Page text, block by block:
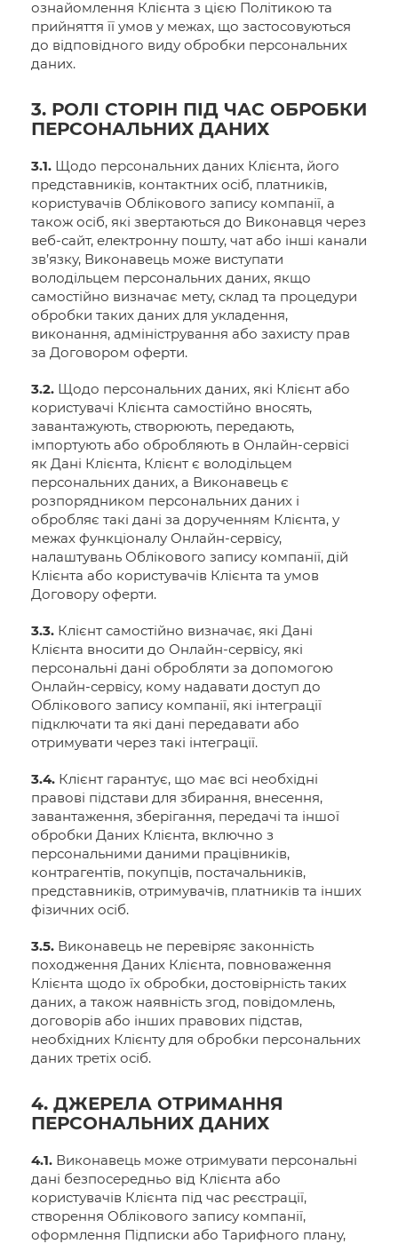
ознайомлення Клієнта з цією Політикою та
прийняття її умов у межах, що застосовуються
до відповідного виду обробки персональних
даних.
3. РОЛІ СТОРІН ПІД ЧАС ОБРОБКИ
ПЕРСОНАЛЬНИХ ДАНИХ
3.1. Щодо персональних даних Клієнта, його
представників, контактних осіб, платників,
користувачів Облікового запису компанії, а
також осіб, які звертаються до Виконавця через
веб-сайт, електронну пошту, чат або інші канали
зв’язку, Виконавець може виступати
володільцем персональних даних, якщо
самостійно визначає мету, склад та процедури
обробки таких даних для укладення,
виконання, адміністрування або захисту прав
за Договором оферти.
3.2. Щодо персональних даних, які Клієнт або
користувачі Клієнта самостійно вносять,
завантажують, створюють, передають,
імпортують або обробляють в Онлайн-сервісі
як Дані Клієнта, Клієнт є володільцем
персональних даних, а Виконавець є
розпорядником персональних даних і
обробляє такі дані за дорученням Клієнта, у
межах функціоналу Онлайн-сервісу,
налаштувань Облікового запису компанії, дій
Клієнта або користувачів Клієнта та умов
Договору оферти.
3.3. Клієнт самостійно визначає, які Дані
Клієнта вносити до Онлайн-сервісу, які
персональні дані обробляти за допомогою
Онлайн-сервісу, кому надавати доступ до
Облікового запису компанії, які інтеграції
підключати та які дані передавати або
отримувати через такі інтеграції.
3.4. Клієнт гарантує, що має всі необхідні
правові підстави для збирання, внесення,
завантаження, зберігання, передачі та іншої
обробки Даних Клієнта, включно з
персональними даними працівників,
контрагентів, покупців, постачальників,
представників, отримувачів, платників та інших
фізичних осіб.
3.5. Виконавець не перевіряє законність
походження Даних Клієнта, повноваження
Клієнта щодо їх обробки, достовірність таких
даних, а також наявність згод, повідомлень,
договорів або інших правових підстав,
необхідних Клієнту для обробки персональних
даних третіх осіб.
4. ДЖЕРЕЛА ОТРИМАННЯ
ПЕРСОНАЛЬНИХ ДАНИХ
4.1. Виконавець може отримувати персональні
дані безпосередньо від Клієнта або
користувачів Клієнта під час реєстрації,
створення Облікового запису компанії,
оформлення Підписки або Тарифного плану,